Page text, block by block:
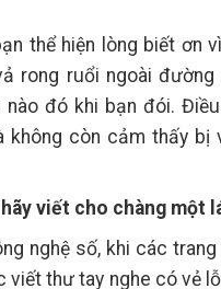
thể hiện lòng biết ơn
rong ruổi ngoài
nào đó khi bạn đói.
không còn cảm thấy bị
viết cho chàng một
nghệ số, khi các
viết thư tay nghe có vẻ